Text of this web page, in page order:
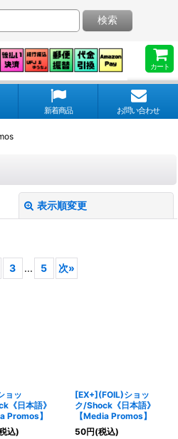
カート
検索
新着商品 お問い合わせ
表示順変更
3 ... 5 次»
ョッ
《日本語》
Promos】
込)
[EX+](FOIL)ショッ
ク/Shock《日本語》
【Media Promos】
50円(税込)